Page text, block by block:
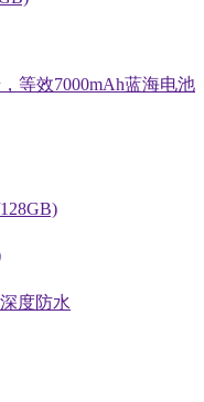
等效7000mAh蓝海电池
度防水